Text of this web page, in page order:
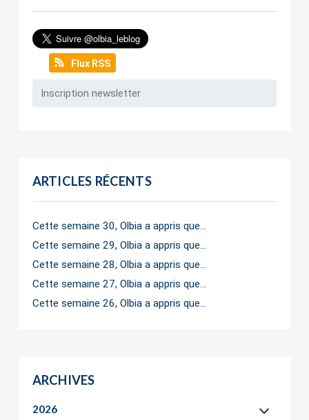
Flux RSS
ARTICLES RÉCENTS
Cette semaine 30, Olbia a appris que…
Cette semaine 29, Olbia a appris que…
Cette semaine 28, Olbia a appris que…
Cette semaine 27, Olbia a appris que…
Cette semaine 26, Olbia a appris que…
ARCHIVES
2026